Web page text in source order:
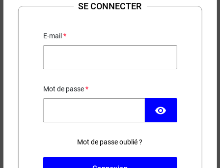
SE CONNECTER
E-mail
Mot de passe
visibility
Mot de passe oublié ?
E-LIQUIDE MANGO
50ML
18,90 €